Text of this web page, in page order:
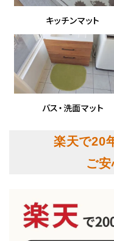
キッチンマット
バス・洗面マット
楽天で20
ご安